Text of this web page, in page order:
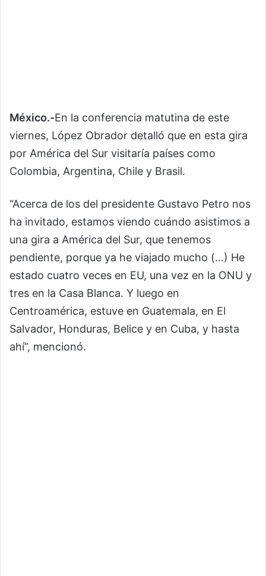
México.-En la conferencia matutina de este
viernes, López Obrador detalló que en esta gira
por América del Sur visitaría países como
Colombia, Argentina, Chile y Brasil.
“Acerca de los del presidente Gustavo Petro nos
ha invitado, estamos viendo cuándo asistimos a
una gira a América del Sur, que tenemos
pendiente, porque ya he viajado mucho (…) He
estado cuatro veces en EU, una vez en la ONU y
tres en la Casa Blanca. Y luego en
Centroamérica, estuve en Guatemala, en El
Salvador, Honduras, Belice y en Cuba, y hasta
ahí”, mencionó.